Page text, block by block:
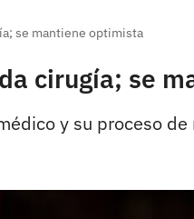
se mantiene optimista
cirugía; se
y su proceso